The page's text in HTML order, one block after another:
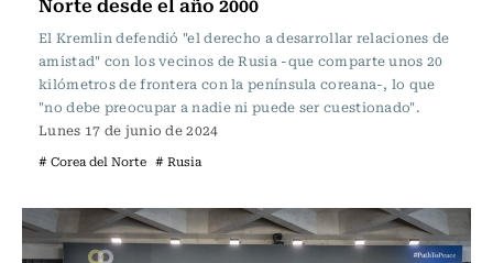
El Kremlin defendió "el derecho a desarrollar relaciones de
amistad" con los vecinos de Rusia -que comparte unos 20
kilómetros de frontera con la península coreana-, lo que
"no debe preocupar a nadie ni puede ser cuestionado".
Lunes 17 de junio de 2024
# Corea del Norte # Rusia